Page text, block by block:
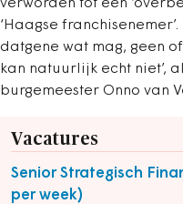
verworden tot een
‘Haagse
datgene wat mag, geen
kan natuurlijk echt niet’,
burgemeester Onno van
Vacatures
Senior Strategisch
per week)